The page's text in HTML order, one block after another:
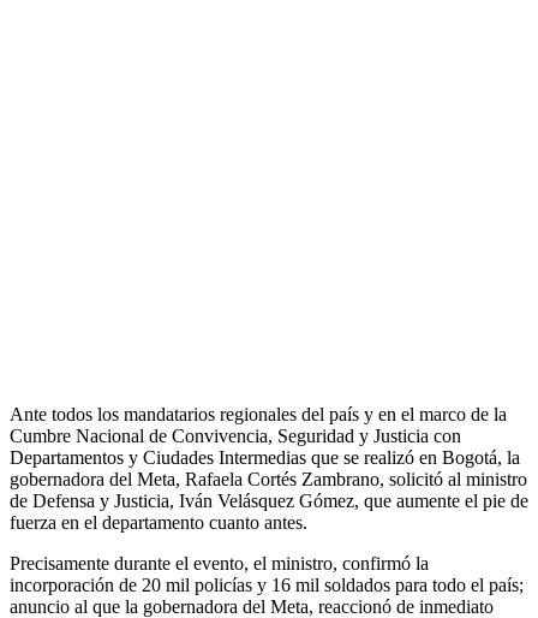
Ante todos los mandatarios regionales del país y en el marco de la
Cumbre Nacional de Convivencia, Seguridad y Justicia con
Departamentos y Ciudades Intermedias que se realizó en Bogotá, la
gobernadora del Meta, Rafaela Cortés Zambrano, solicitó al ministro
de Defensa y Justicia, Iván Velásquez Gómez, que aumente el pie de
fuerza en el departamento cuanto antes.
Precisamente durante el evento, el ministro, confirmó la
incorporación de 20 mil policías y 16 mil soldados para todo el país;
anuncio al que la gobernadora del Meta, reaccionó de inmediato